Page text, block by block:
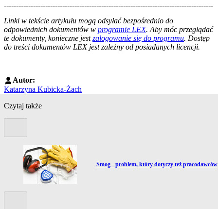
--------------------------------------------------------------------------------------
Linki w tekście artykułu mogą odsyłać bezpośrednio do
odpowiednich dokumentów w programie LEX. Aby móc przeglądać
te dokumenty, konieczne jestzalogowanie się do programu. Dostęp
do treści dokumentów LEX jest zależny od posiadanych licencji.
Autor:
Katarzyna Kubicka-Żach
Czytaj także
Przejdź do artykułu:
Smog - problem, który dotyczy też pracodawców